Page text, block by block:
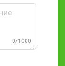
0/1000